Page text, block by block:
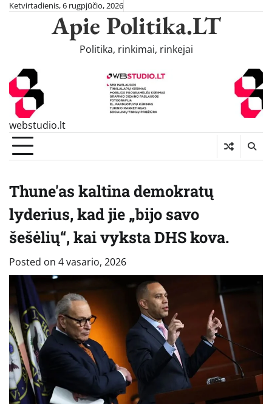
SkipKetvirtadienis, 6 rugpjūčio, 2026
Apie Politika.LT
Politika, rinkimai, rinkejai
webstudio.lt
Thune'as kaltina demokratų
lyderius, kad jie „bijo savo
šešėlių“, kai vyksta DHS kova.
Posted on 4 vasario, 2026